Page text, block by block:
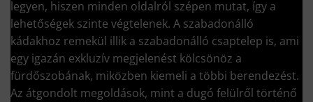
legyen, hiszen minden oldalról szépen mutat, így a
lehetőségek szinte végtelenek. A szabadonálló
kádakhoz remekül illik a szabadonálló csaptelep is, ami
egy igazán exkluzív megjelenést kölcsönöz a
fürdőszobának, miközben kiemeli a többi berendezést.
Az átgondolt megoldások, mint a dugó felülről történő